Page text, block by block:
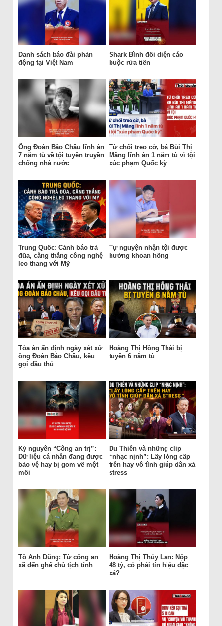
Danh sách báo đài phản
động tại Việt Nam
Shark Bình đối diện cáo
buộc rửa tiền
Ông Đoàn Bảo Châu lĩnh án
7 năm tù về tội tuyên truyền
chống nhà nước
Từ chối treo cờ, bà Bùi Thị
Măng lĩnh án 1 năm tù vì tội
xúc phạm Quốc kỳ
Trung Quốc: Cảnh báo trả
đũa, căng thẳng công nghệ
leo thang với Mỹ
Tự nguyện nhận tội được
hưởng khoan hồng
Tòa án ấn định ngày xét xử
ông Đoàn Bảo Châu, kêu
gọi đầu thú
Hoàng Thị Hồng Thái bị
tuyên 6 năm tù
Kỷ nguyên “Công an trị”:
Dữ liệu cá nhân đang được
bảo vệ hay bị gom về một
mối
Du Thiên và những clip
“nhạc nịnh”: Lấy lòng cấp
trên hay vô tình giúp dân xả
stress
Tô Anh Dũng: Từ công an
xã đến ghế chủ tịch tỉnh
Hoàng Thị Thúy Lan: Nộp
48 tỷ, có phải tín hiệu đặc
xá?